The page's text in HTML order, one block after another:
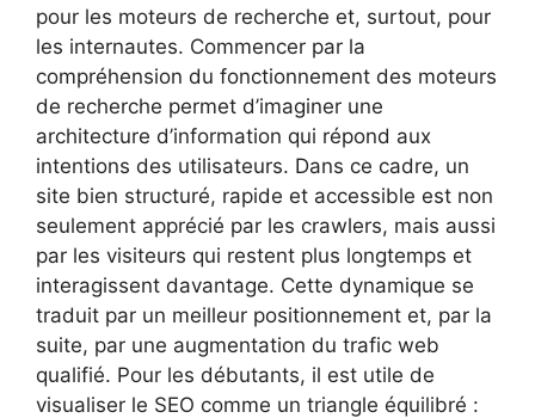
pour les moteurs de recherche et, surtout, pour
les internautes. Commencer par la
compréhension du fonctionnement des moteurs
de recherche permet d’imaginer une
architecture d’information qui répond aux
intentions des utilisateurs. Dans ce cadre, un
site bien structuré, rapide et accessible est non
seulement apprécié par les crawlers, mais aussi
par les visiteurs qui restent plus longtemps et
interagissent davantage. Cette dynamique se
traduit par un meilleur positionnement et, par la
suite, par une augmentation du trafic web
qualifié. Pour les débutants, il est utile de
visualiser le SEO comme un triangle équilibré :